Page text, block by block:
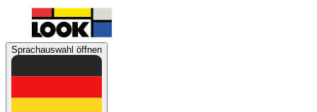
Sprachauswahl öffnen